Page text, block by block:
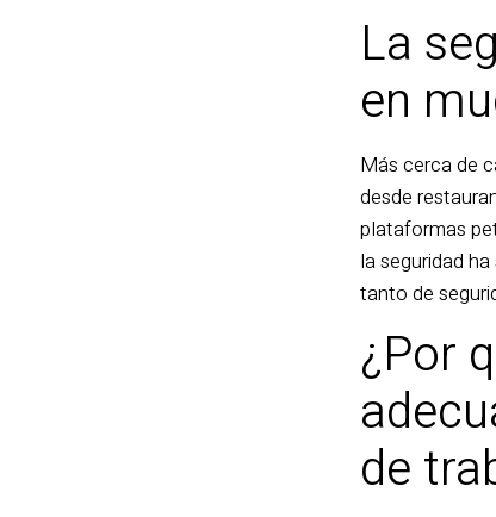
La
en
Más cerca de
desde
plataformas
la seguridad
tanto de
¿Por
de